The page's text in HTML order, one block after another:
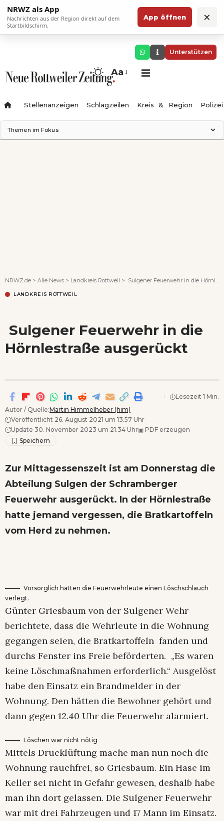
NRWZ als App
Nachrichten aus der Region direkt auf dem
Startbildschirm.
App öffnen ×
Unterstützen
Aa
Stellenanzeigen Schlagzeilen Kreis & Region Polizei
Themen im Fokus
NRWZ.de > Alle News > Landkreis Rottweil > Sulgener Feuerwehr in die Hörnlestraße ausgerückt
LANDKREIS ROTTWEIL
Sulgener Feuerwehr in die
Hörnlestraße ausgerückt
Autor / Quelle:Martin Himmelheber (him)
Veröffentlicht 26. August 2021 um 13.57 Uhr
Update 30. November 2023 um 21.34 Uhr▣ PDF erzeugen
Lesezeit 1 Min.
Zur Mittagessenszeit ist am Donnerstag die
Abteilung Sulgen der Schramberger
Feuerwehr ausgerückt. In der Hörnlestraße
hatte jemand vergessen, die Bratkartoffeln
vom Herd zu nehmen.
Vorsorglich hatten die Feuerwehrleute einen Löschschlauch
verlegt.
Günter Griesbaum von der Sulgener Wehr
berichtete, dass die Wehrleute in die Wohnung
gegangen seien, die Bratkartoffeln fanden und
durchs Fenster ins Freie beförderten. „Es waren
keine Löschmaßnahmen erforderlich.“ Ausgelöst
habe den Einsatz ein Brandmelder in der
Wohnung. Den hätten die Bewohner gehört und
dann gegen 12.40 Uhr die Feuerwehr alarmiert.
Löschen war nicht nötig
Mittels Drucklüftung mache man nun noch die
Wohnung rauchfrei, so Griesbaum. Ein Hase im
Keller sei nicht in Gefahr gewesen, deshalb habe
man ihn dort gelassen. Die Sulgener Feuerwehr
war mit drei Fahrzeugen und 17 Mann im Einsatz.